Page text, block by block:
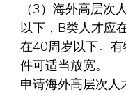
（3）海外高层次
以下，B类人才应
在40周岁以下。
件可适当放宽。
申请海外高层次人